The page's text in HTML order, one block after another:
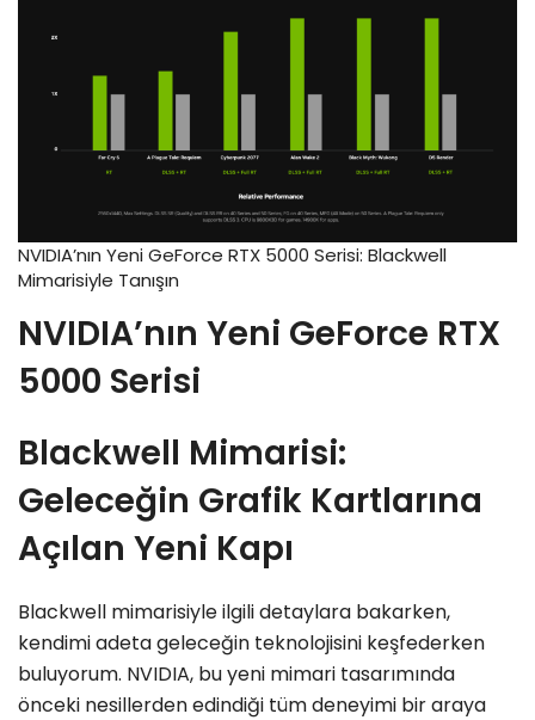
NVIDIA’nın Yeni GeForce RTX 5000 Serisi: Blackwell
Mimarisiyle Tanışın
NVIDIA’nın Yeni GeForce RTX
5000 Serisi
Blackwell Mimarisi:
Geleceğin Grafik Kartlarına
Açılan Yeni Kapı
Blackwell mimarisiyle ilgili detaylara bakarken,
kendimi adeta geleceğin teknolojisini keşfederken
buluyorum. NVIDIA, bu yeni mimari tasarımında
önceki nesillerden edindiği tüm deneyimi bir araya